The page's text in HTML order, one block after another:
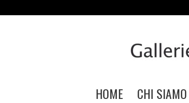
HOME CHI SIAMO